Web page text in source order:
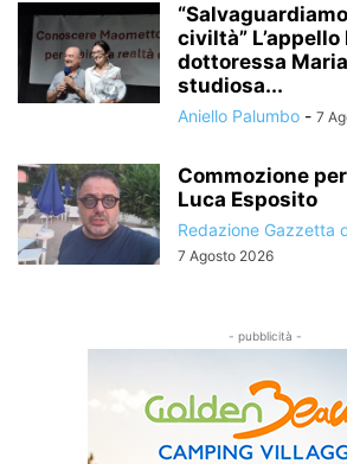
civiltà”
dottoressa
studiosa...
Aniello Palumbo - 7
Commozione
Luca Esposito
Redazione Gazzetta
7 Agosto 2026
- pubblicità -